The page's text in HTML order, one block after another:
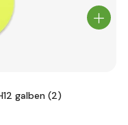
galben (2)